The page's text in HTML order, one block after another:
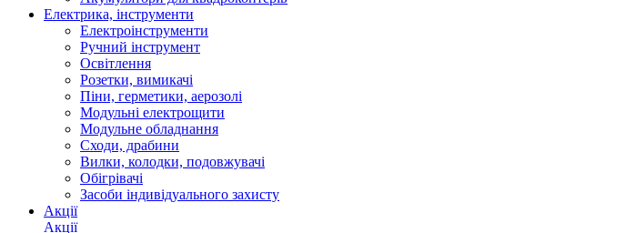
Електрика, інструменти
Електроінструменти
Ручний інструмент
Освітлення
Розетки, вимикачі
Піни, герметики, аерозолі
Модульні електрощити
Модульне обладнання
Сходи, драбини
Вилки, колодки, подовжувачі
Обігрівачі
Засоби індивідуального захисту
Акції
Акції